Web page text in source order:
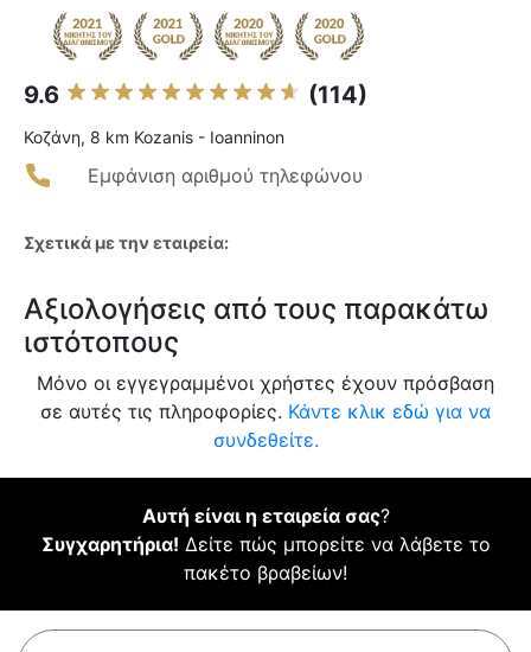
9.6 (114)
Κοζάνη, 8 km Kozanis - Ioanninon
Εμφάνιση αριθμού τηλεφώνου
Σχετικά με την εταιρεία:
Αξιολογήσεις από τους παρακάτω
ιστότοπους
Μόνο οι εγγεγραμμένοι χρήστες έχουν πρόσβαση
σε αυτές τις πληροφορίες. Κάντε κλικ εδώ για να
συνδεθείτε.
Αυτή είναι η εταιρεία σας?
Συγχαρητήρια! Δείτε πώς μπορείτε να λάβετε το
πακέτο βραβείων!